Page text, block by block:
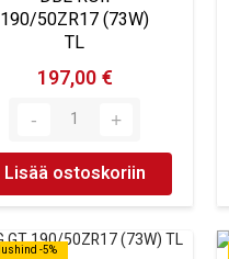
190/50ZR17 (73W)
TL
197,00 €
Lisää ostoskoriin
-5%
-5%